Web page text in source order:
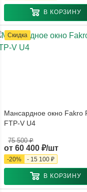
В КОРЗИНУ
Скидка
Мансардное окно Fakro
FTP-V U4
от 60 400 ₽/шт
75 500 ₽
-20% - 15 100 ₽
В КОРЗИНУ